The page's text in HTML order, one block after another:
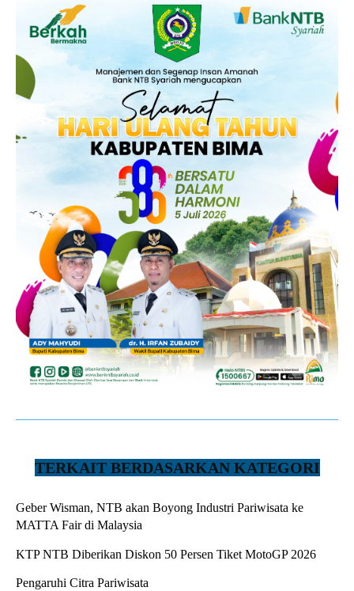
TERKAIT BERDASARKAN KATEGORI
Geber Wisman, NTB akan Boyong Industri Pariwisata ke
MATTA Fair di Malaysia
KTP NTB Diberikan Diskon 50 Persen Tiket MotoGP 2026
Pengaruhi Citra Pariwisata